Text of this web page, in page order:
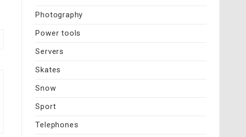
Photography
Power tools
Servers
Skates
Snow
Sport
Telephones